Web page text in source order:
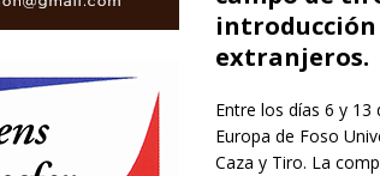
introducción
extranjeros.
Entre los días 6 y 13
Europa de Foso
Caza y Tiro. La